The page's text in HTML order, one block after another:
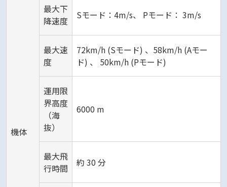
機体
最大下
降速度
Sモード：4m/s、 Pモード： 3m/s
最大速
度
72km/h (Sモード) 、58km/h (Aモー
ド) 、 50km/h (Pモード)
運用限
界高度
（海
抜）
6000 m
最大飛
行時間
約 30 分